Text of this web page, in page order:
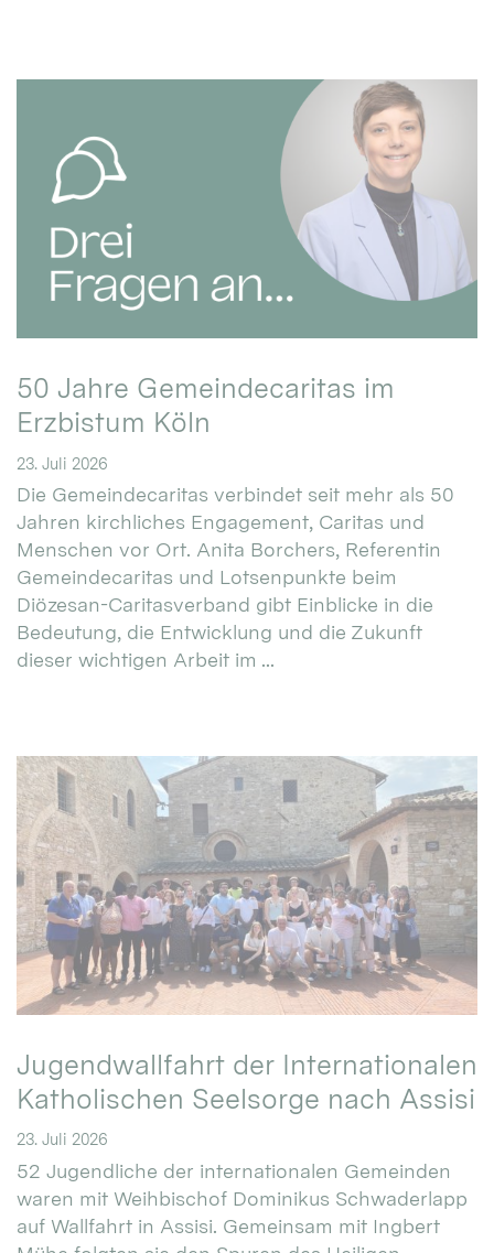
50 Jahre Gemeindecaritas im
Erzbistum Köln
23. Juli 2026
Die Gemeindecaritas verbindet seit mehr als 50
Jahren kirchliches Engagement, Caritas und
Menschen vor Ort. Anita Borchers, Referentin
Gemeindecaritas und Lotsenpunkte beim
Diözesan-Caritasverband gibt Einblicke in die
Bedeutung, die Entwicklung und die Zukunft
dieser wichtigen Arbeit im ...
Jugendwallfahrt der Internationalen
Katholischen Seelsorge nach Assisi
23. Juli 2026
52 Jugendliche der internationalen Gemeinden
waren mit Weihbischof Dominikus Schwaderlapp
auf Wallfahrt in Assisi. Gemeinsam mit Ingbert